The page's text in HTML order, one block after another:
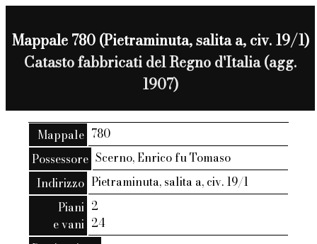
Mappale 780 (Pietraminuta, salita a, civ. 19/1)
Catasto fabbricati del Regno d'Italia (agg.
1907)
Mappale 780
Possessore Scerno, Enrico fu Tomaso
Indirizzo Pietraminuta, salita a, civ. 19/1
Piani
e vani
2
24